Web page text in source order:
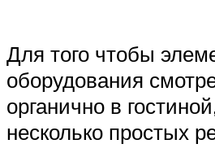
Для того чтобы
оборудования
органично в
несколько простых